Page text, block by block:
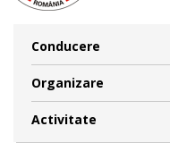
Conducere
Organizare
Activitate